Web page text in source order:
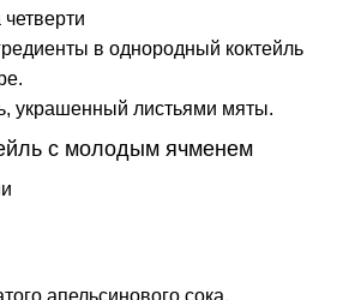
в однородный коктейль
украшенный листьями мяты.
с молодым ячменем
апельсинового сока,